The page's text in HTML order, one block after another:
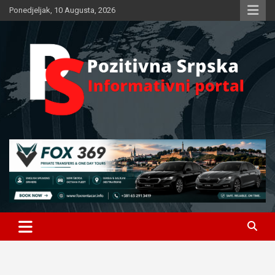
Skip
to
Ponedjeljak, 10 Augusta, 2026
Pozitivna Srpska